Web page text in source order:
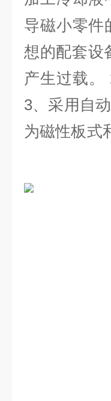
导磁小零件
想的配套设
产生过载。
3、采用自
为磁性板